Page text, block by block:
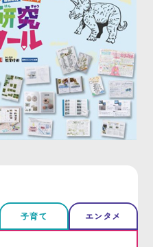
子育て エンタメ